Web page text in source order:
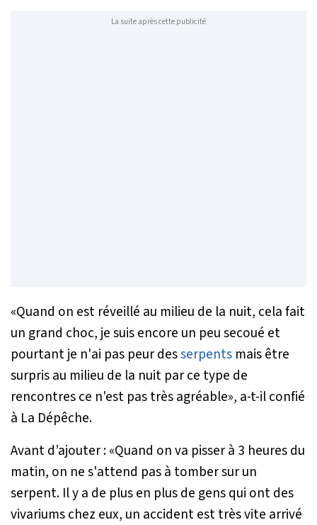
La suite après cette publicité
«Quand on est réveillé au milieu de la nuit, cela fait
un grand choc, je suis encore un peu secoué et
pourtant je n'ai pas peur desserpents mais être
surpris au milieu de la nuit par ce type de
rencontres ce n'est pas très agréable», a-t-il confié
à La Dépêche.
Avant d’ajouter : «Quand on va pisser à 3 heures du
matin, on ne s'attend pas à tomber sur un
serpent. Il y a de plus en plus de gens qui ont des
vivariums chez eux, un accident est très vite arrivé